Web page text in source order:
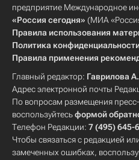
предприятие Международное
«Россия сегодня» (МИА
Правила использования
Политика
Правила применения
Главный редактор: Гаврилова
Адрес электронной почты
По вопросам размещения
воспользуйтесьформой
Телефон Редакции: 7 (495) 645-
Чтобы связаться с редакцией
замеченных ошибках,